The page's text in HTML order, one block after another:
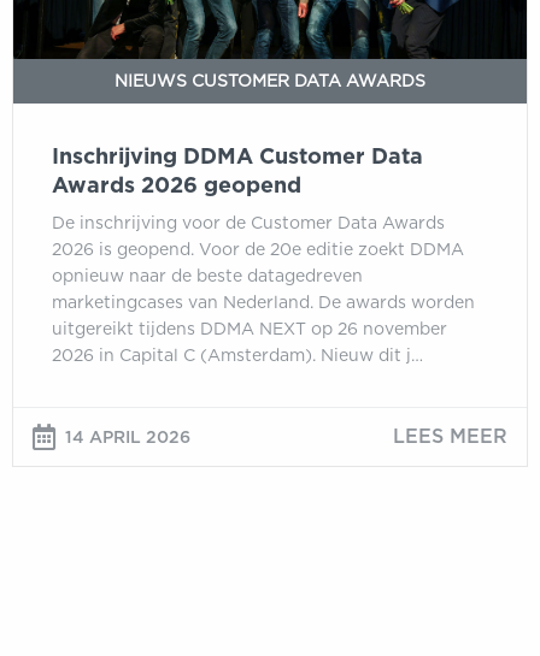
NIEUWS CUSTOMER DATA AWARDS
Inschrijving DDMA Customer Data
Awards 2026 geopend
De inschrijving voor de Customer Data Awards
2026 is geopend. Voor de 20e editie zoekt DDMA
opnieuw naar de beste datagedreven
marketingcases van Nederland. De awards worden
uitgereikt tijdens DDMA NEXT op 26 november
2026 in Capital C (Amsterdam). Nieuw dit j…
14 APRIL 2026 LEES MEER